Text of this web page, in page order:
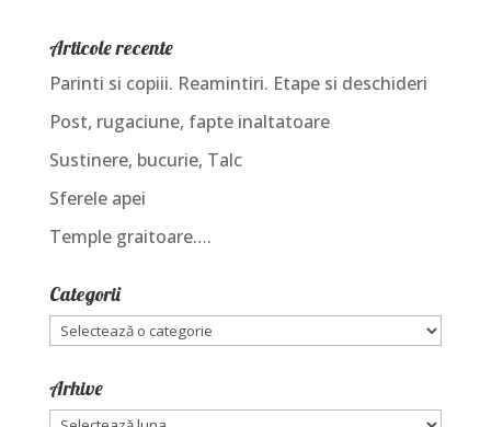
Articole recente
Parinti si copiii. Reamintiri. Etape si deschideri
Post, rugaciune, fapte inaltatoare
Sustinere, bucurie, Talc
Sferele apei
Temple graitoare….
Categorii
Categorii
Arhive